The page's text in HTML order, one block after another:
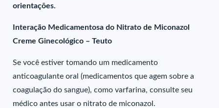
orientações.
Interação Medicamentosa do Nitrato de Miconazol
Creme Ginecológico – Teuto
Se você estiver tomando um medicamento
anticoagulante oral (medicamentos que agem sobre a
coagulação do sangue), como varfarina, consulte seu
médico antes usar o nitrato de miconazol.